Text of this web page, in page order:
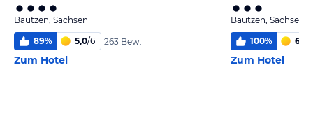
Bautzen, Sachsen
89% 5,0/6 263 Bew.
Zum Hotel
Bautzen, Sachsen
100% 6,0
Zum Hotel